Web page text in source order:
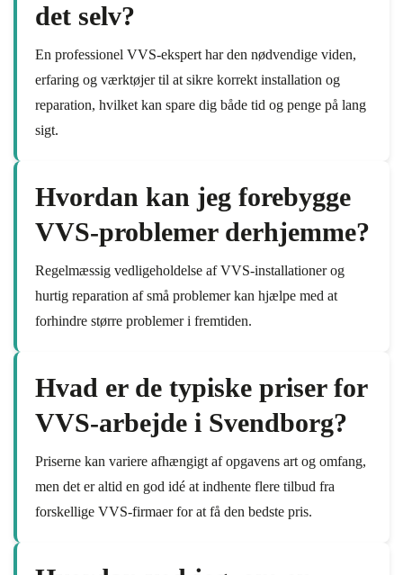
det selv?
En professionel VVS-ekspert har den nødvendige viden,
erfaring og værktøjer til at sikre korrekt installation og
reparation, hvilket kan spare dig både tid og penge på lang
sigt.
Hvordan kan jeg forebygge
VVS-problemer derhjemme?
Regelmæssig vedligeholdelse af VVS-installationer og
hurtig reparation af små problemer kan hjælpe med at
forhindre større problemer i fremtiden.
Hvad er de typiske priser for
VVS-arbejde i Svendborg?
Priserne kan variere afhængigt af opgavens art og omfang,
men det er altid en god idé at indhente flere tilbud fra
forskellige VVS-firmaer for at få den bedste pris.